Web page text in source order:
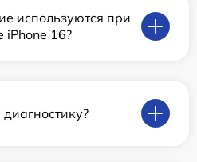
используются при
iPhone 16?